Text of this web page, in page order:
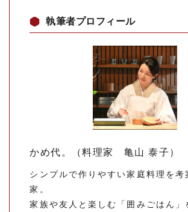
執筆者プロフィール
かめ代。（料理家 亀山 泰子）
シンプルで作りやすい家庭料理を考
家。
家族や友人と楽しむ「囲みごはん」